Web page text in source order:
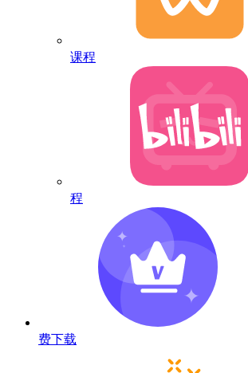
课程
程
费下载